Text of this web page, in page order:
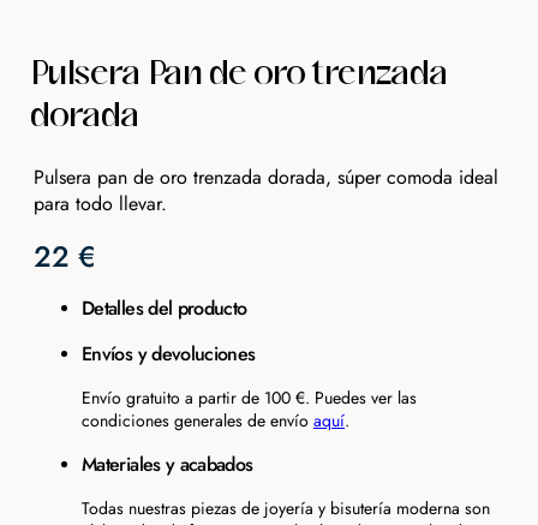
Pulsera Pan de oro trenzada
dorada
Pulsera pan de oro trenzada dorada, súper comoda ideal
para todo llevar.
22 €
Detalles del producto
Envíos y devoluciones
Envío gratuito a partir de 100 €. Puedes ver las
condiciones generales de envío aquí.
Materiales y acabados
Todas nuestras piezas de joyería y bisutería moderna son